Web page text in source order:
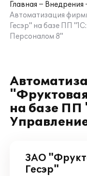
Главная
Внедрения
Автоматизация
Гесэр" на базе ПП
Персоналом 8"
на базе ПП
ЗАО
Гесэр"